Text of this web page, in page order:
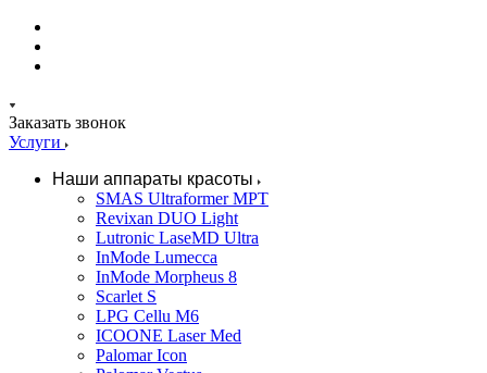
Заказать звонок
Услуги
Наши аппараты красоты
SMAS Ultraformer MPT
Revixan DUO Light
Lutronic LaseMD Ultra
InMode Lumecca
InMode Morpheus 8
Scarlet S
LPG Cellu M6
ICOONE Laser Med
Palomar Icon